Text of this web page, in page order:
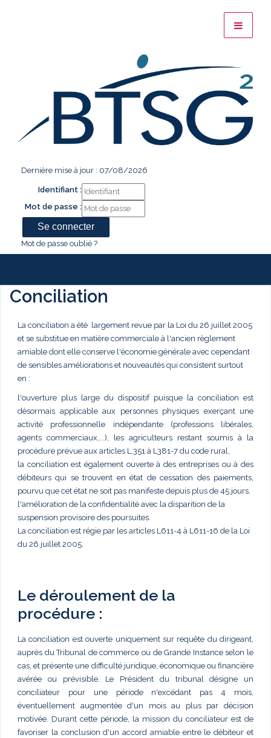
Dernière mise à jour : 07/08/2026
Identifiant :
Mot de passe :
Mot de passe oublié ?
Conciliation
La conciliation a été largement revue par la Loi du 26 juillet 2005
et se substitue en matière commerciale à l'ancien règlement
amiable dont elle conserve l'économie générale avec cependant
de sensibles améliorations et nouveautés qui consistent surtout
en :
l'ouverture plus large du dispositif puisque la conciliation est
désormais applicable aux personnes physiques exerçant une
activité professionnelle indépendante (professions libérales,
agents commerciaux,...), les agriculteurs restant soumis à la
procédure prévue aux articles L.351 à L381-7 du code rural,
la conciliation est également ouverte à des entreprises ou à des
débiteurs qui se trouvent en état de cessation des paiements,
pourvu que cet état ne soit pas manifeste depuis plus de 45 jours,
l'amélioration de la confidentialité avec la disparition de la
suspension provisoire des poursuites.
La conciliation est régie par les articles L611-4 à L611-16 de la Loi
du 26 juillet 2005.
Le déroulement de la
procédure :
La conciliation est ouverte uniquement sur requête du dirigeant,
auprès du Tribunal de commerce ou de Grande Instance selon le
cas, et présente une difficulté juridique, économique ou financière
avérée ou prévisible. Le Président du tribunal désigne un
conciliateur pour une période n'excédant pas 4 mois,
éventuellement augmentée d'un mois au plus par décision
motivée. Durant cette période, la mission du conciliateur est de
favoriser la conclusion d'un accord amiable entre le débiteur et